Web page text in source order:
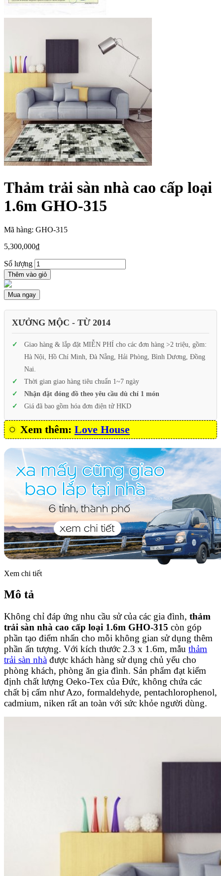
Thảm trải sàn nhà cao cấp loại
1.6m GHO-315
Mã hàng: GHO-315
5,300,000₫
Số lượng
Thêm vào giỏ
Mua ngay
XƯỞNG MỘC - TỪ 2014
Giao hàng & lắp đặt MIỄN PHÍ cho các đơn hàng >2 triệu, gồm:
Hà Nội, Hồ Chí Minh, Đà Nẵng, Hải Phòng, Bình Dương, Đồng
Nai.
Thời gian giao hàng tiêu chuẩn 1~7 ngày
Nhận đặt đóng đồ theo yêu cầu dù chỉ 1 món
Giá đã bao gồm hóa đơn điện tử HKD
Xem thêm: Love House
Xem chi tiết
Mô tả
Không chỉ đáp ứng nhu cầu sử của các gia đình, thảm
trải sàn nhà cao cấp loại 1.6m GHO-315 còn góp
phần tạo điểm nhấn cho mỗi không gian sử dụng thêm
phần ấn tượng. Với kích thước 2.3 x 1.6m, mẫu thảm
trải sàn nhà được khách hàng sử dụng chủ yếu cho
phòng khách, phòng ăn gia đình. Sản phẩm đạt kiểm
định chất lượng Oeko-Tex của Đức, không chứa các
chất bị cấm như Azo, formaldehyde, pentachlorophenol,
cadmium, niken rất an toàn với sức khỏe người dùng.